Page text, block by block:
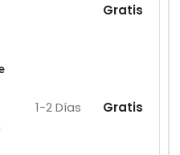
Gratis
1-2 Días Gratis